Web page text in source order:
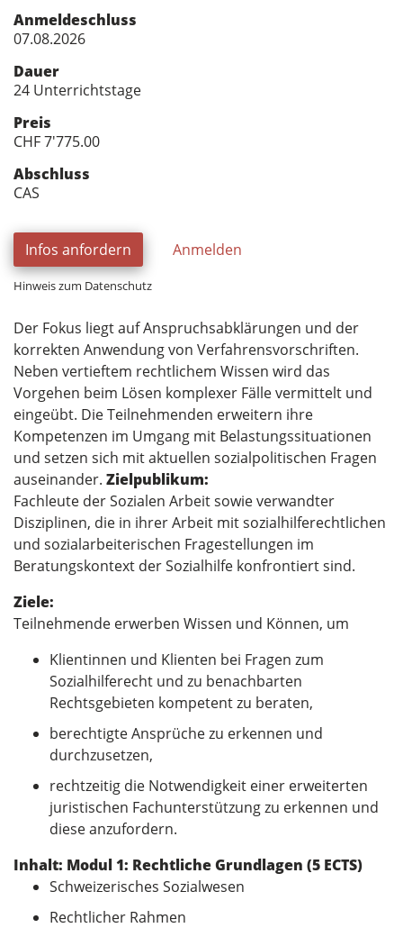
Anmeldeschluss
07.08.2026
Dauer
24 Unterrichtstage
Preis
CHF 7'775.00
Abschluss
CAS
Infos anfordern Anmelden
Hinweis zum Datenschutz
Der Fokus liegt auf Anspruchsabklärungen und der
korrekten Anwendung von Verfahrensvorschriften.
Neben vertieftem rechtlichem Wissen wird das
Vorgehen beim Lösen komplexer Fälle vermittelt und
eingeübt. Die Teilnehmenden erweitern ihre
Kompetenzen im Umgang mit Belastungssituationen
und setzen sich mit aktuellen sozialpolitischen Fragen
auseinander. Zielpublikum:
Fachleute der Sozialen Arbeit sowie verwandter
Disziplinen, die in ihrer Arbeit mit sozialhilferechtlichen
und sozialarbeiterischen Fragestellungen im
Beratungskontext der Sozialhilfe konfrontiert sind.
Ziele:
Teilnehmende erwerben Wissen und Können, um
Klientinnen und Klienten bei Fragen zum
Sozialhilferecht und zu benachbarten
Rechtsgebieten kompetent zu beraten,
berechtigte Ansprüche zu erkennen und
durchzusetzen,
rechtzeitig die Notwendigkeit einer erweiterten
juristischen Fachunterstützung zu erkennen und
diese anzufordern.
Inhalt: Modul 1: Rechtliche Grundlagen (5 ECTS)
Schweizerisches Sozialwesen
Rechtlicher Rahmen